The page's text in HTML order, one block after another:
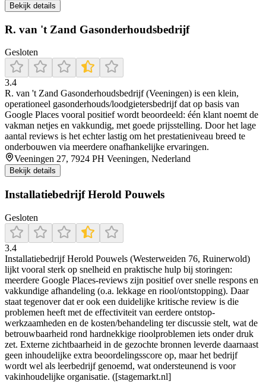
Bekijk details
R. van 't Zand Gasonderhoudsbedrijf
Gesloten
3.4
R. van 't Zand Gasonderhoudsbedrijf (Veeningen) is een klein,
operationeel gasonderhouds/loodgietersbedrijf dat op basis van
Google Places vooral positief wordt beoordeeld: één klant noemt de
vakman netjes en vakkundig, met goede prijsstelling. Door het lage
aantal reviews is het echter lastig om het prestatieniveau breed te
onderbouwen via meerdere onafhankelijke ervaringen.
Veeningen 27, 7924 PH Veeningen, Nederland
Bekijk details
Installatiebedrijf Herold Pouwels
Gesloten
3.4
Installatiebedrijf Herold Pouwels (Westerweiden 76, Ruinerwold)
lijkt vooral sterk op snelheid en praktische hulp bij storingen:
meerdere Google Places-reviews zijn positief over snelle respons en
vakkundige afhandeling (o.a. lekkage en riool/ontstopping). Daar
staat tegenover dat er ook een duidelijke kritische review is die
problemen heeft met de effectiviteit van eerdere ontstop-
werkzaamheden en de kosten/behandeling ter discussie stelt, wat de
betrouwbaarheid rond hardnekkige rioolproblemen iets onder druk
zet. Externe zichtbaarheid in de gezochte bronnen leverde daarnaast
geen inhoudelijke extra beoordelingsscore op, maar het bedrijf
wordt wel als leerbedrijf genoemd, wat ondersteunend is voor
vakinhoudelijke organisatie. ([stagemarkt.nl]